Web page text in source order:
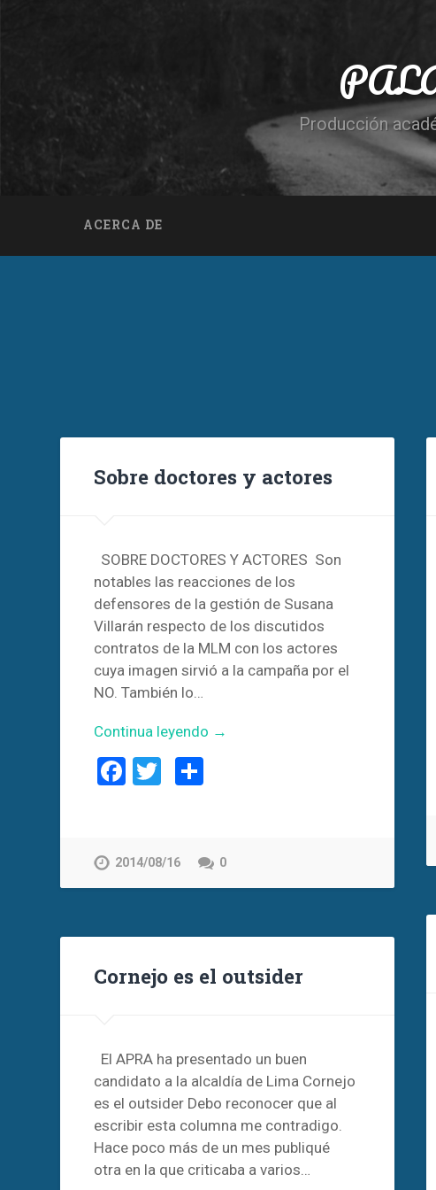
Producción
ACERCA DE
Sobre doctores y actores
SOBRE DOCTORES Y ACTORES Son
notables las reacciones de los
defensores de la gestión de Susana
Villarán respecto de los discutidos
contratos de la MLM con los actores
cuya imagen sirvió a la campaña por el
NO. También lo…
Continua leyendo →
Facebook
Twitter
2014/08/16 0
Cornejo es el outsider
El APRA ha presentado un buen
candidato a la alcaldía de Lima Cornejo
es el outsider Debo reconocer que al
escribir esta columna me contradigo.
Hace poco más de un mes publiqué
otra en la que criticaba a varios…